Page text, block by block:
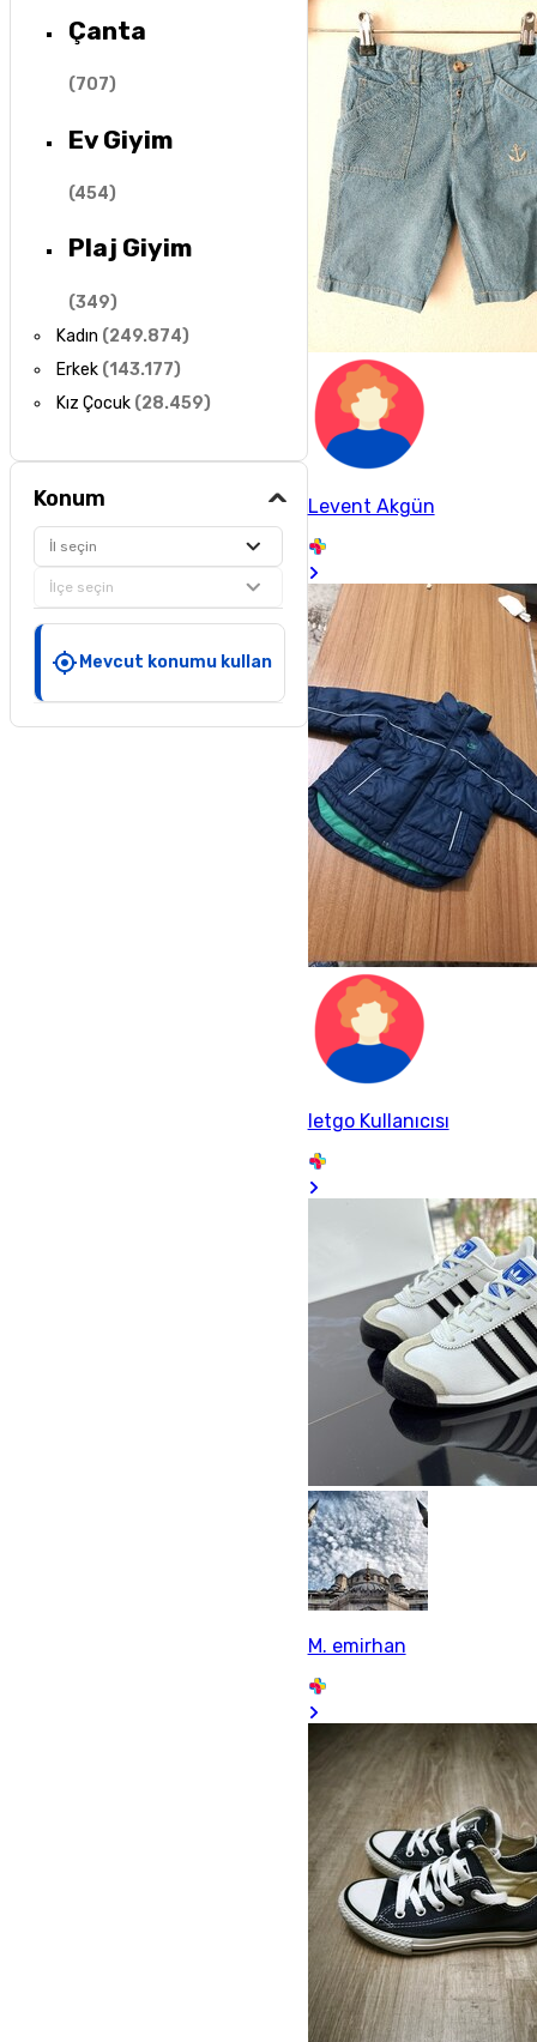
Çanta
(707)
Ev Giyim
(454)
Plaj Giyim
(349)
Kadın (249.874)
Erkek (143.177)
Kız Çocuk (28.459)
Konum
İl seçin
İlçe seçin
Mevcut konumu kullan
Levent Akgün
letgo Kullanıcısı
M. emirhan